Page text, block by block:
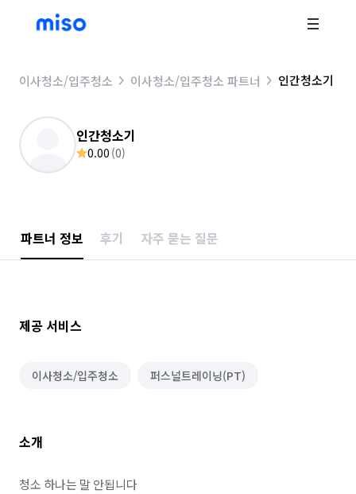
이사청소/입주청소 이사청소/입주청소 파트너 인간청소기
인간청소기
0.00 (0)
파트너 정보 후기 자주 묻는 질문
제공 서비스
이사청소/입주청소 퍼스널트레이닝(PT)
소개
청소 하나는 말 안됩니다